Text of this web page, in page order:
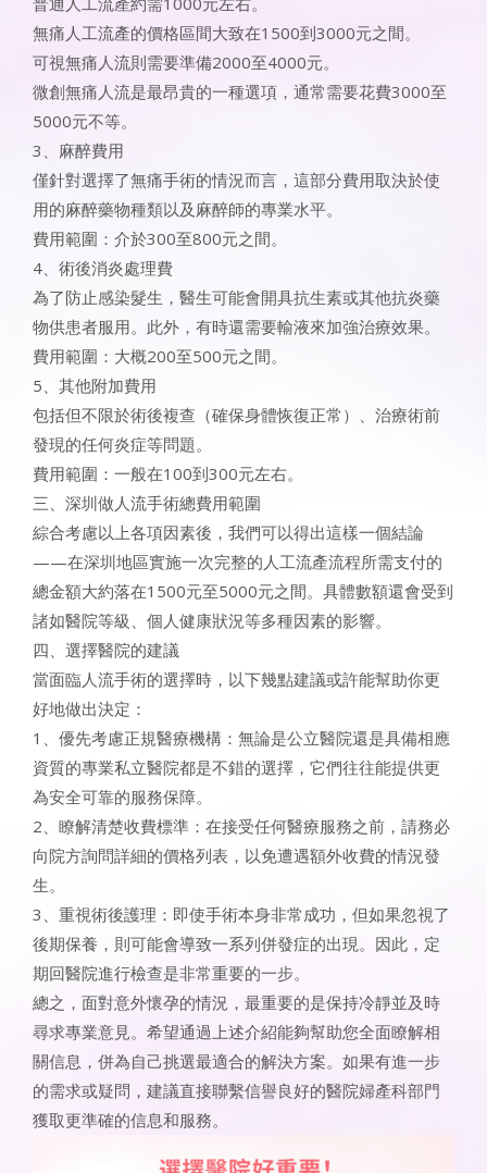
無痛人工流產的價格區間大致在1500到3000元之間。
可視無痛人流則需要準備2000至4000元。
微創無痛人流是最昂貴的一種選項，通常需要花費3000至
5000元不等。
3、麻醉費用
僅針對選擇了無痛手術的情況而言，這部分費用取決於使
用的麻醉藥物種類以及麻醉師的專業水平。
費用範圍：介於300至800元之間。
4、術後消炎處理費
為了防止感染髮生，醫生可能會開具抗生素或其他抗炎藥
物供患者服用。此外，有時還需要輸液來加強治療效果。
費用範圍：大概200至500元之間。
5、其他附加費用
包括但不限於術後複查（確保身體恢復正常）、治療術前
發現的任何炎症等問題。
費用範圍：一般在100到300元左右。
三、深圳做人流手術總費用範圍
綜合考慮以上各項因素後，我們可以得出這樣一個結論
——在深圳地區實施一次完整的人工流產流程所需支付的
總金額大約落在1500元至5000元之間。具體數額還會受到
諸如醫院等級、個人健康狀況等多種因素的影響。
四、選擇醫院的建議
當面臨人流手術的選擇時，以下幾點建議或許能幫助你更
好地做出決定：
1、優先考慮正規醫療機構：無論是公立醫院還是具備相應
資質的專業私立醫院都是不錯的選擇，它們往往能提供更
為安全可靠的服務保障。
2、瞭解清楚收費標準：在接受任何醫療服務之前，請務必
向院方詢問詳細的價格列表，以免遭遇額外收費的情況發
生。
3、重視術後護理：即使手術本身非常成功，但如果忽視了
後期保養，則可能會導致一系列併發症的出現。因此，定
期回醫院進行檢查是非常重要的一步。
總之，面對意外懷孕的情況，最重要的是保持冷靜並及時
尋求專業意見。希望通過上述介紹能夠幫助您全面瞭解相
關信息，併為自己挑選最適合的解決方案。如果有進一步
的需求或疑問，建議直接聯繫信譽良好的醫院婦產科部門
獲取更準確的信息和服務。